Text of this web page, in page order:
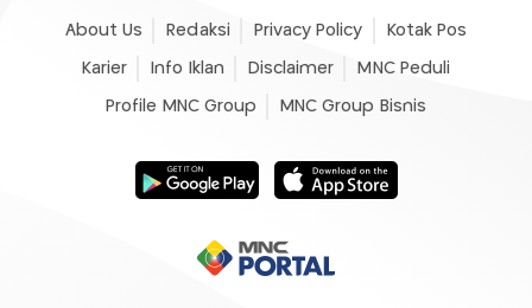
About Us Redaksi Privacy Policy Kotak Pos
Karier Info Iklan Disclaimer MNC Peduli
Profile MNC Group MNC Group Bisnis